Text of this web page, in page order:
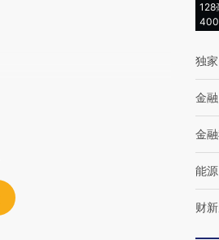
128
独家
金融
金
能源
财